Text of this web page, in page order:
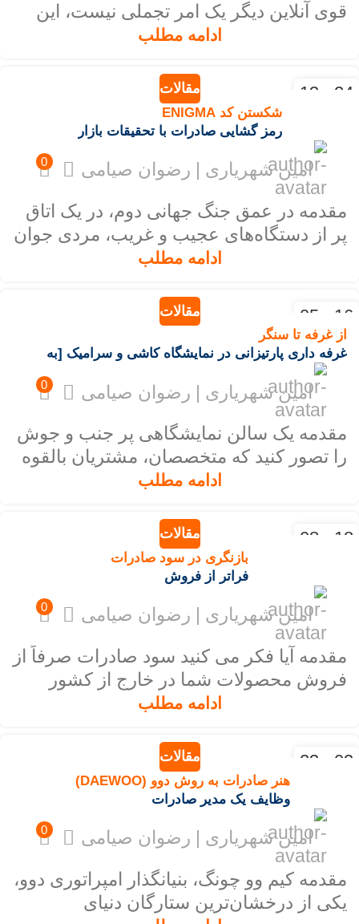
قوی آنلاین دیگر یک امر تجملی نیست، این
یک ضرورت است، به‌ویژه بر...
ادامه مطلب
24 - 13 مقالات
شکستن کد ENIGMA
رمز گشایی صادرات با تحقیقات بازار
امین شهریاری | رضوان صیامی 0
مقدمه در عمق جنگ جهانی دوم، در یک اتاق
پر از دستگاه‌های عجیب و غریب، مردی جوان
با موهای آشفته و چشمانی خسته ب...
ادامه مطلب
16 - 05
دی - ژان
مقالات
از غرفه تا سنگر
غرفه داری پارتیزانی در نمایشگاه کاشی و سرامیک [به
همراه چک لیست]
امین شهریاری | رضوان صیامی 0
مقدمه یک سالن نمایشگاهی پر جنب و جوش
را تصور کنید که متخصصان، مشتریان بالقوه
و رقبا، همه در زیر یک سقف ش...
ادامه مطلب
18 - 08 مقالات
بازنگری در سود صادرات
فراتر از فروش
امین شهریاری | رضوان صیامی 0
مقدمه آیا فکر می کنید سود صادرات صرفاً از
فروش محصولات شما در خارج از کشور
است؟ پس دوباره فکر کنید! دنیایی...
ادامه مطلب
03 - 23 مقالات
هنر صادرات به روش دوو (DAEWOO)
وظایف یک مدیر صادرات
امین شهریاری | رضوان صیامی 0
مقدمه کیم وو چونگ، بنیانگذار امپراتوری دوو،
یکی از درخشان‌ترین ستارگان دنیای